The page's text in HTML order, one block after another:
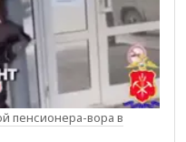
пенсионера-вора в